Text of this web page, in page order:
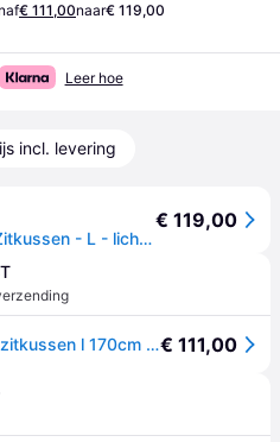
€ 111,00naar€ 119,00
Leer hoe
incl. levering
Muuto Linear Steel Bank Zitkussen - L - lichtgrijs - 4 - 6 Wochen
€ 119,00
Muuto - Linear Steel outdoor zitkussen l 170cm - hellgrau/LxBxH 169x32,5x1cm€ 111,00